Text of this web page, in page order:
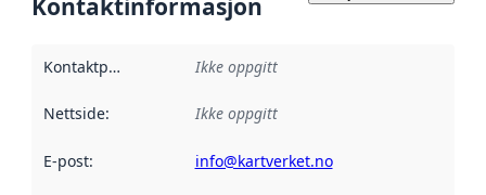
Kontaktinformasjon
Kontaktpunkt Ikke oppgitt
Nettside: Ikke oppgitt
E-post: info@kartverket.no